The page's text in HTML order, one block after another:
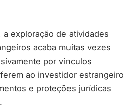
exploração de atividades
acaba muitas vezes
por vínculos
ao investidor estrangeiro
e proteções jurídicas